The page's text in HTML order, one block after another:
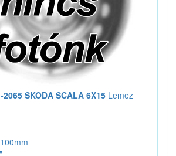
SKODA SCALA 6X15 Lemez